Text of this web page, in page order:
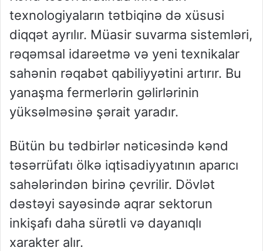
texnologiyaların tətbiqinə də xüsusi
diqqət ayrılır. Müasir suvarma sistemləri,
rəqəmsal idarəetmə və yeni texnikalar
sahənin rəqabət qabiliyyətini artırır. Bu
yanaşma fermerlərin gəlirlərinin
yüksəlməsinə şərait yaradır.
Bütün bu tədbirlər nəticəsində kənd
təsərrüfatı ölkə iqtisadiyyatının aparıcı
sahələrindən birinə çevrilir. Dövlət
dəstəyi sayəsində aqrar sektorun
inkişafı daha sürətli və dayanıqlı
xarakter alır.